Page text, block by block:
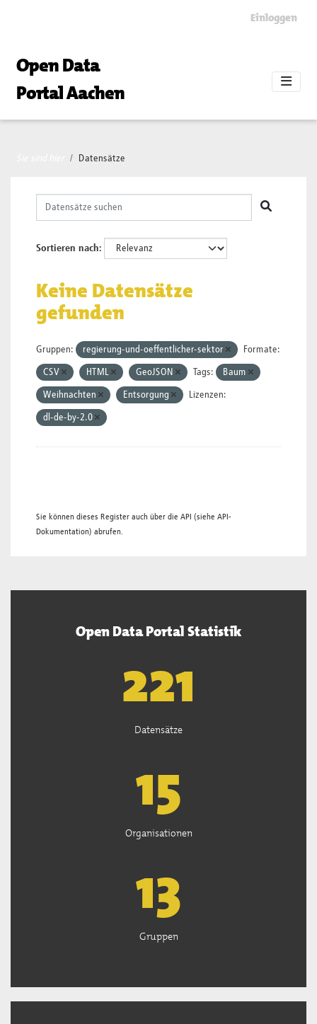
Einloggen
Open Data
Portal Aachen
Datensätze
Sortieren nach
Keine Datensätze
gefunden
Gruppen: regierung-und-oeffentlicher-sektor Formate:
CSV HTML GeoJSON Tags: Baum
Weihnachten Entsorgung Lizenzen:
dl-de-by-2.0
Sie können dieses Register auch über die API (siehe API-
Dokumentation) abrufen.
Open Data Portal Statistik
222
Datensätze
15
Organisationen
13
Gruppen